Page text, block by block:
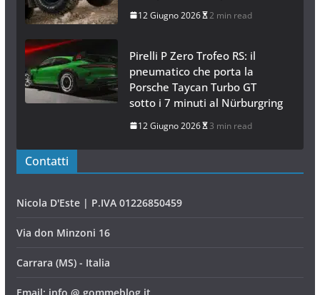
12 Giugno 2026 2 min read
Pirelli P Zero Trofeo RS: il
pneumatico che porta la
Porsche Taycan Turbo GT
sotto i 7 minuti al Nürburgring
12 Giugno 2026 3 min read
Contatti
Nicola D'Este | P.IVA 01226850459
Via don Minzoni 16
Carrara (MS) - Italia